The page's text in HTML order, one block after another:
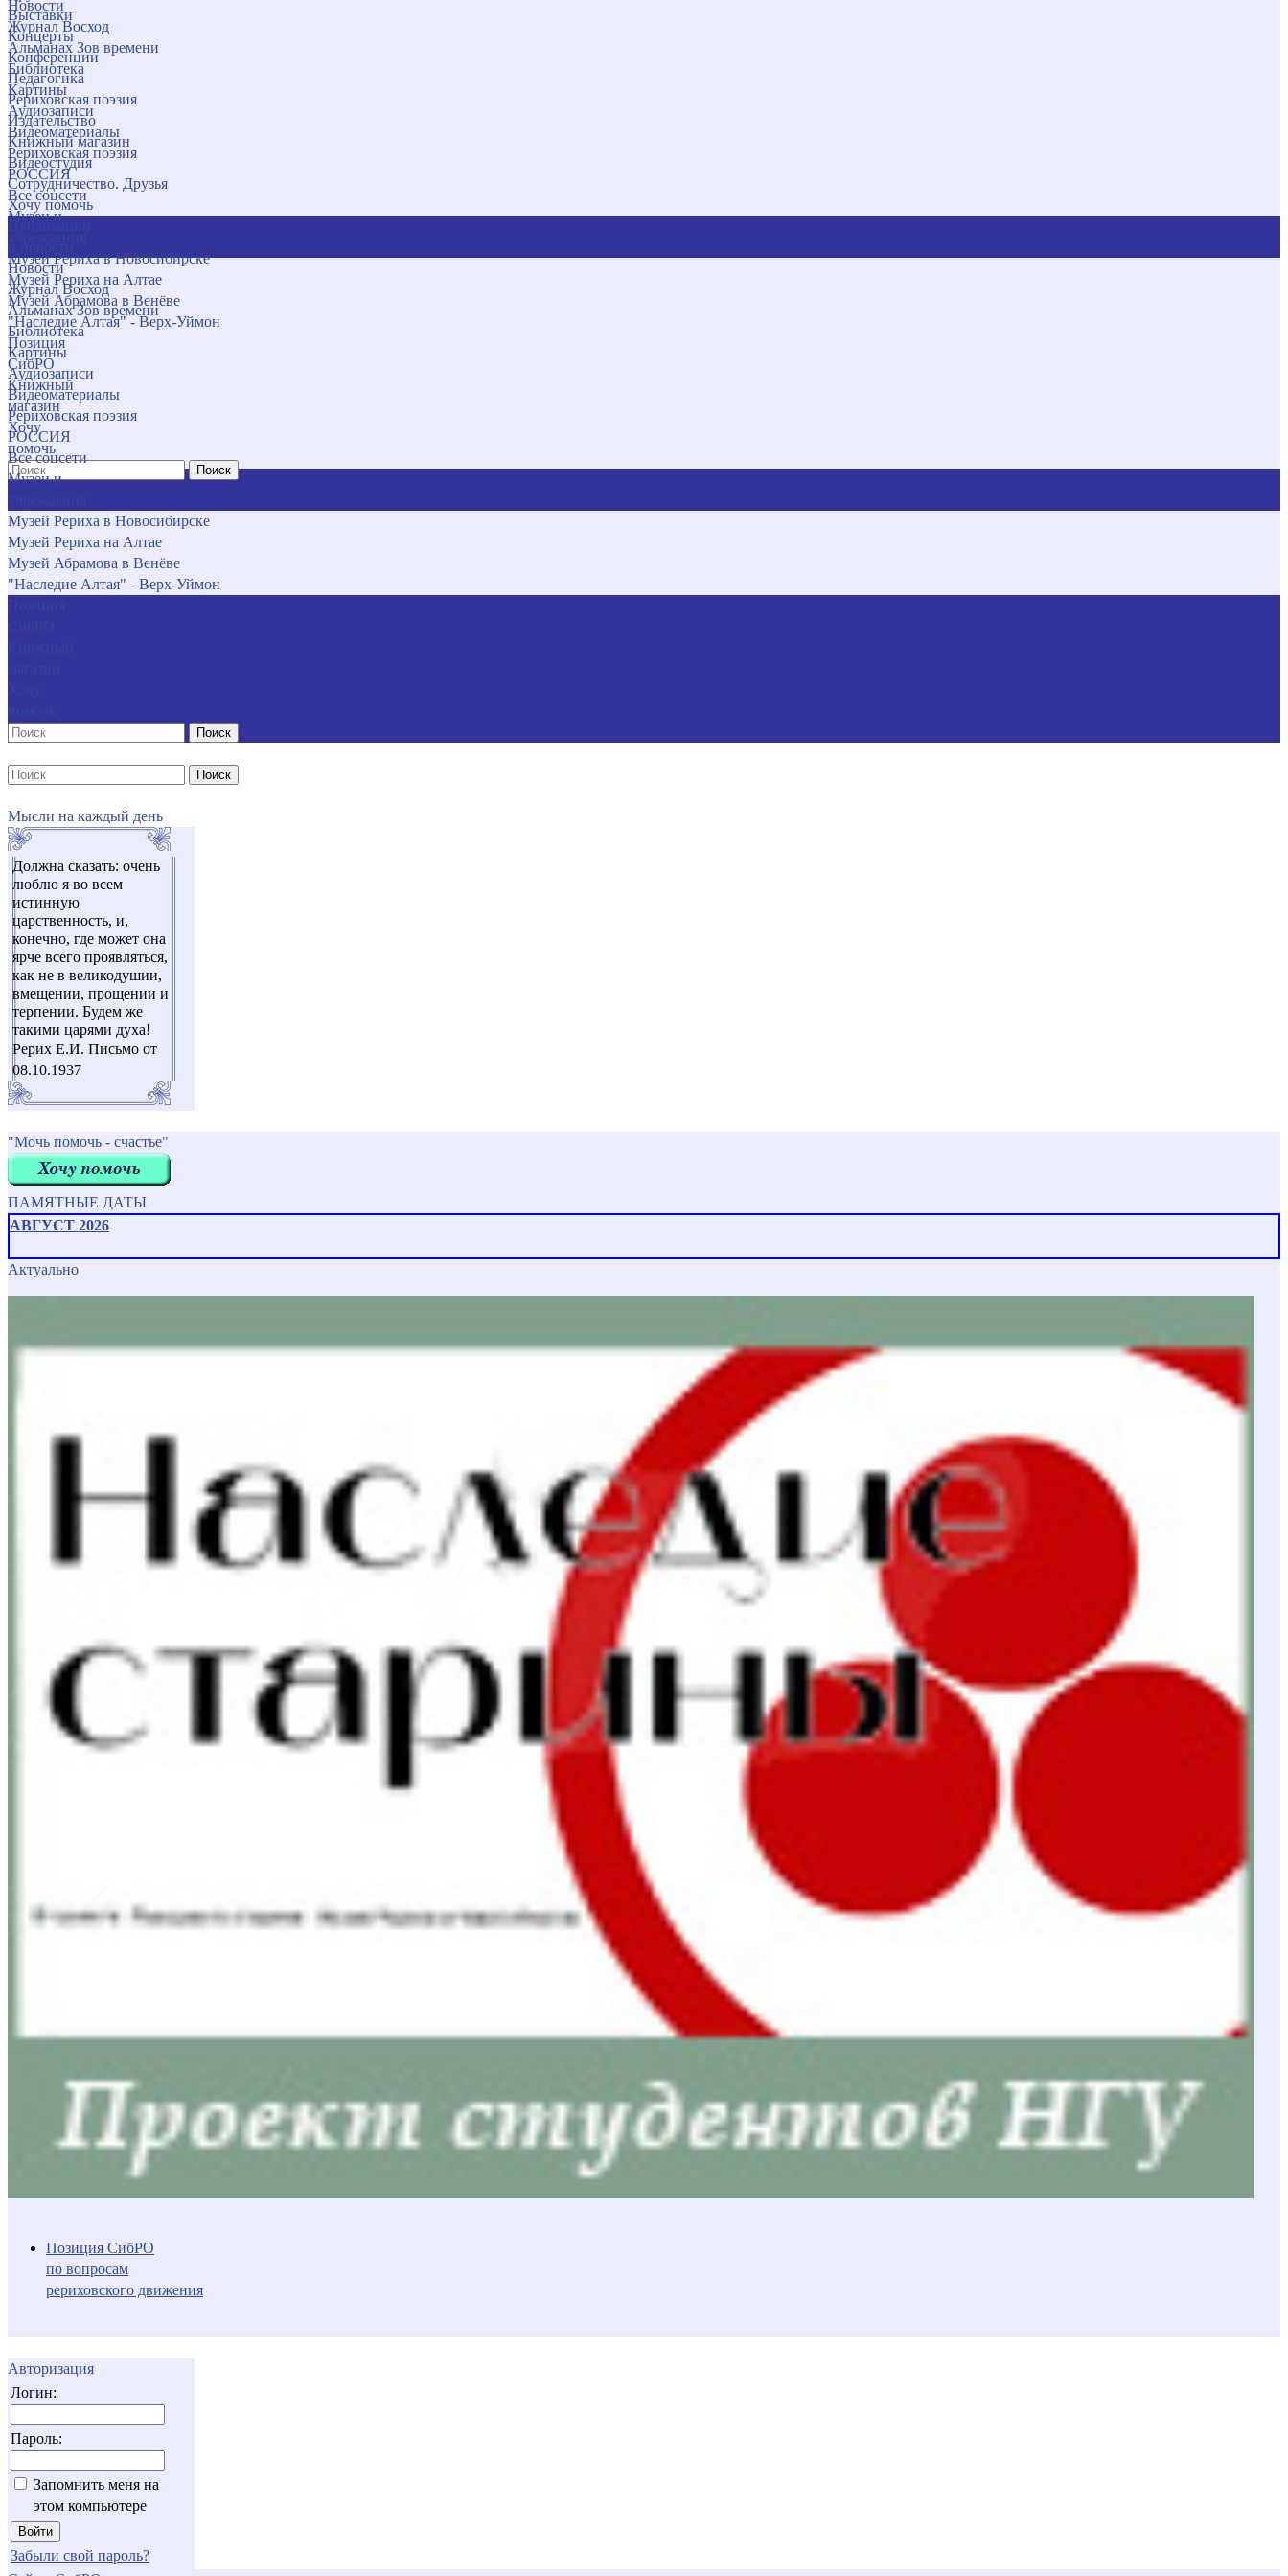
Новости
Журнал Восход
Альманах Зов времени
Библиотека
Картины
Аудиозаписи
Видеоматериалы
Рериховская поэзия
РОССИЯ
Все соцсети
Музеи и
Музей Рериха в Новосибирске
Музей Рериха на Алтае
Музей Абрамова в Венёве
"Наследие Алтая" - Верх-Уймон
Позиция
СибРО
Книжный
магазин
Хочу
помочь
Поиск
Выставки
Концерты
Конференции
Педагогика
Рериховская поэзия
Издательство
Книжный магазин
Видеостудия
Сотрудничество. Друзья
Хочу помочь
Новости
Журнал Восход
Альманах Зов времени
Библиотека
Картины
Аудиозаписи
Видеоматериалы
Рериховская поэзия
РОССИЯ
Все соцсети
Музеи и
Музей Рериха в Новосибирске
Музей Рериха на Алтае
Музей Абрамова в Венёве
"Наследие Алтая" - Верх-Уймон
Поиск
Поиск
Мысли на каждый день
Должна сказать: очень
люблю я во всем
истинную
царственность, и,
конечно, где может она
ярче всего проявляться,
как не в великодушии,
вмещении, прощении и
терпении. Будем же
такими царями духа!
Рерих Е.И. Письмо от
08.10.1937
"Мочь помочь - счастье"
ПАМЯТНЫЕ ДАТЫ
АВГУСТ 2026
Актуально
Позиция СибРО
по вопросам
рериховского движения
Авторизация
Логин:
Пароль:
Запомнить меня на
этом компьютере
Забыли свой пароль?